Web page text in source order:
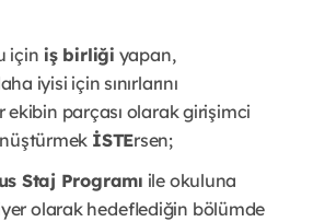
için iş birliği yapan,
iyisi için sınırlarını
ekibin parçası olarak girişimci
İSTErsen;
Staj Programı ile okuluna
olarak hedeflediğin bölümde